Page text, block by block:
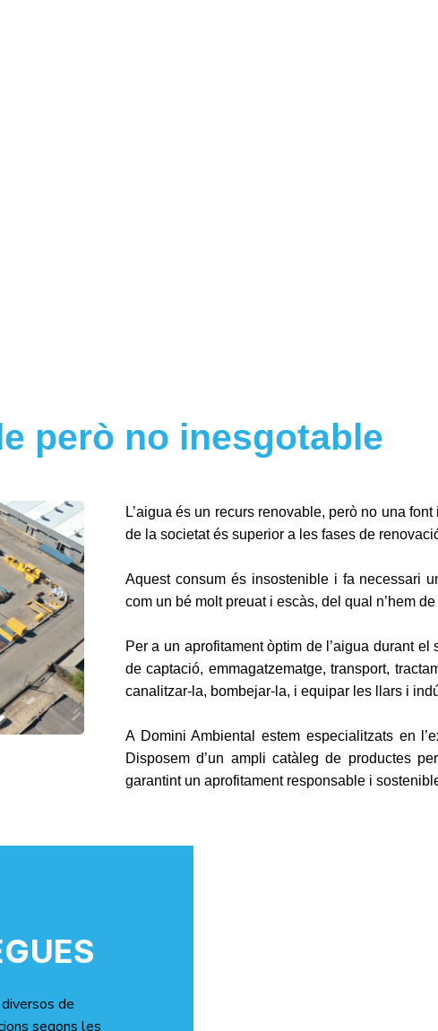
però no inesgotable
L’aigua és un recurs renovable, però no una
de la societat és superior a les fases de
Aquest consum és insostenible i fa necessari
com un bé molt preuat i escàs, del qual n’hem
Per a un aprofitament òptim de l’aigua durant
de captació, emmagatzematge, transport,
canalitzar-la, bombejar-la, i equipar les llars i
A Domini Ambiental estem especialitzats en
Disposem d’un ampli catàleg de productes
garantint un aprofitament responsable i
de
segons les